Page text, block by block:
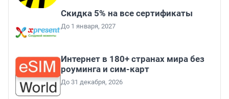
Скидка 5% на все сертификаты
До 1 января, 2027
Интернет в 180+ странах мира без
роуминга и сим-карт
До 31 декабря, 2026